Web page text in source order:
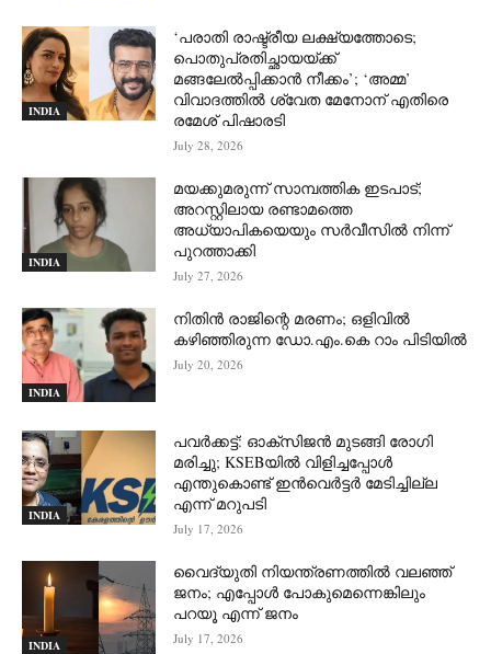
INDIA
‘പരാതി രാഷ്ട്രീയ ലക്ഷ്യത്തോടെ;
പൊതുപ്രതിച്ഛായയ്ക്ക്
മങ്ങലേല്‍പ്പിക്കാന്‍ നീക്കം’; ‘അമ്മ’
വിവാദത്തില്‍ ശ്വേത മേനോന് എതിരെ
രമേശ് പിഷാരടി
July 28, 2026
INDIA
മയക്കുമരുന്ന് സാമ്പത്തിക ഇടപാട്;
അറസ്റ്റിലായ രണ്ടാമത്തെ
അധ്യാപികയെയും സർവീസിൽ നിന്ന്
പുറത്താക്കി
July 27, 2026
INDIA
നിതിൻ രാജിന്റെ മരണം; ഒളിവിൽ
കഴിഞ്ഞിരുന്ന ഡോ.എം.കെ റാം പിടിയിൽ
July 20, 2026
INDIA
പവർക്കട്ട്: ഓക്‌സിജൻ മുടങ്ങി രോഗി
മരിച്ചു; KSEBയിൽ വിളിച്ചപ്പോൾ
എന്തുകൊണ്ട് ഇൻവെർട്ടർ മേടിച്ചില്ല
എന്ന് മറുപടി
July 17, 2026
INDIA
വൈദ്യുതി നിയന്ത്രണത്തിൽ വലഞ്ഞ്
ജനം; എപ്പോൾ പോകുമെന്നെങ്കിലും
പറയൂ എന്ന് ജനം
July 17, 2026